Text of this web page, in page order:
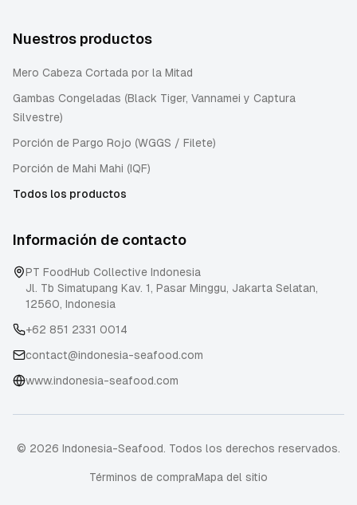
Nuestros productos
Mero Cabeza Cortada por la Mitad
Gambas Congeladas (Black Tiger, Vannamei y Captura
Silvestre)
Porción de Pargo Rojo (WGGS / Filete)
Porción de Mahi Mahi (IQF)
Todos los productos
Información de contacto
PT FoodHub Collective Indonesia
Jl. Tb Simatupang Kav. 1, Pasar Minggu, Jakarta Selatan,
12560, Indonesia
+62 851 2331 0014
contact@indonesia-seafood.com
www.indonesia-seafood.com
© 2026 Indonesia-Seafood. Todos los derechos reservados.
Términos de compraMapa del sitio